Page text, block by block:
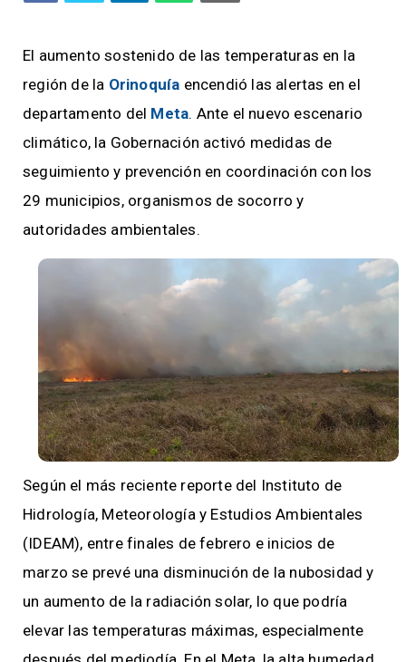
El aumento sostenido de las temperaturas en la
región de la Orinoquía encendió las alertas en el
departamento del Meta. Ante el nuevo escenario
climático, la Gobernación activó medidas de
seguimiento y prevención en coordinación con los
29 municipios, organismos de socorro y
autoridades ambientales.
Según el más reciente reporte del Instituto de
Hidrología, Meteorología y Estudios Ambientales
(IDEAM), entre finales de febrero e inicios de
marzo se prevé una disminución de la nubosidad y
un aumento de la radiación solar, lo que podría
elevar las temperaturas máximas, especialmente